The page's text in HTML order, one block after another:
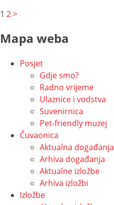
Navigacija
po
1 2>
Mapa weba
Posjet
Gdje smo?
Radno vrijeme
Ulaznice i vodstva
Suvenirnica
Pet-friendly muzej
Čuvaonica
Aktualna događanja
Arhiva događanja
Aktualne izložbe
Arhiva izložbi
Izložbe